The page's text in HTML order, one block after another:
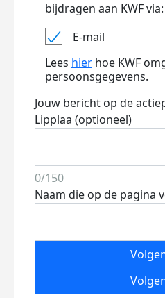
bijdragen aan KWF via:
E-mail
Lees hier hoe KWF
persoonsgegevens.
Jouw bericht op de
Lipplaa (optioneel)
0/150
Naam die op de pagina